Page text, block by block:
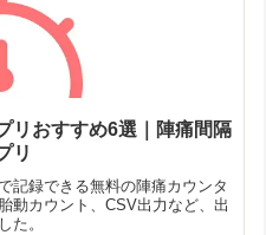
リおすすめ6選｜陣痛間隔
リ
記録できる無料の陣痛カウンタ
動カウント、CSV出力など、出
た。